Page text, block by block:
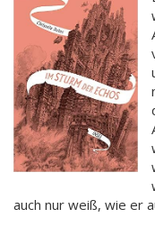
auch nur weiß, wie er